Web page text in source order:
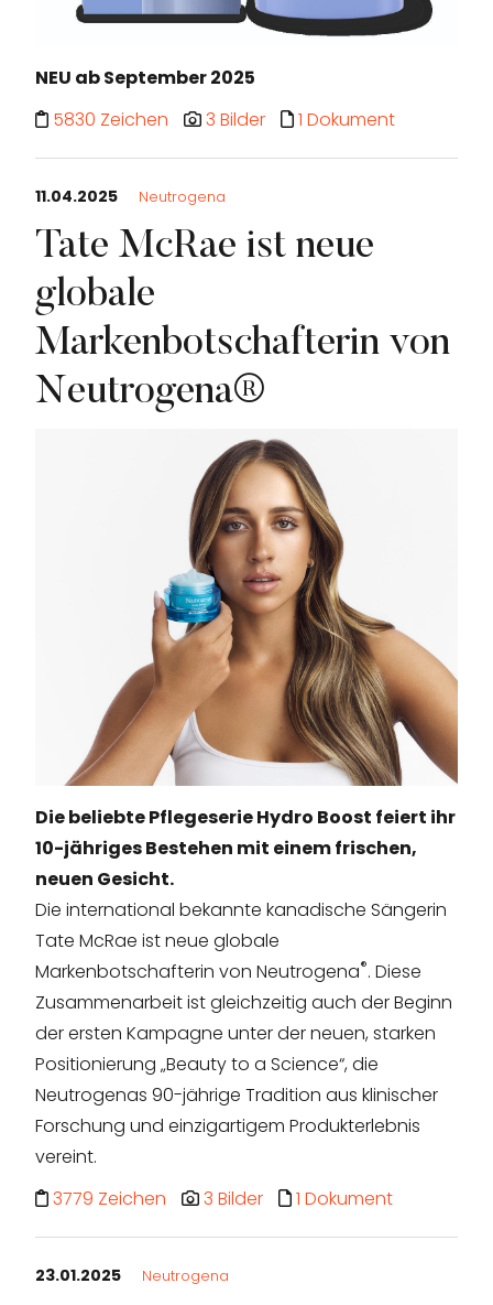
NEU ab September 2025
5830 Zeichen
3 Bilder 1 Dokument
11.04.2025 Neutrogena
Tate McRae ist neue
globale
Markenbotschafterin von
Neutrogena®
Die beliebte Pflegeserie Hydro Boost feiert ihr
10-jähriges Bestehen mit einem frischen,
neuen Gesicht.
Die international bekannte kanadische Sängerin
Tate McRae ist neue globale
Markenbotschafterin von Neutrogena®. Diese
Zusammenarbeit ist gleichzeitig auch der Beginn
der ersten Kampagne unter der neuen, starken
Positionierung „Beauty to a Science“, die
Neutrogenas 90-jährige Tradition aus klinischer
Forschung und einzigartigem Produkterlebnis
vereint.
3779 Zeichen
3 Bilder 1 Dokument
23.01.2025 Neutrogena